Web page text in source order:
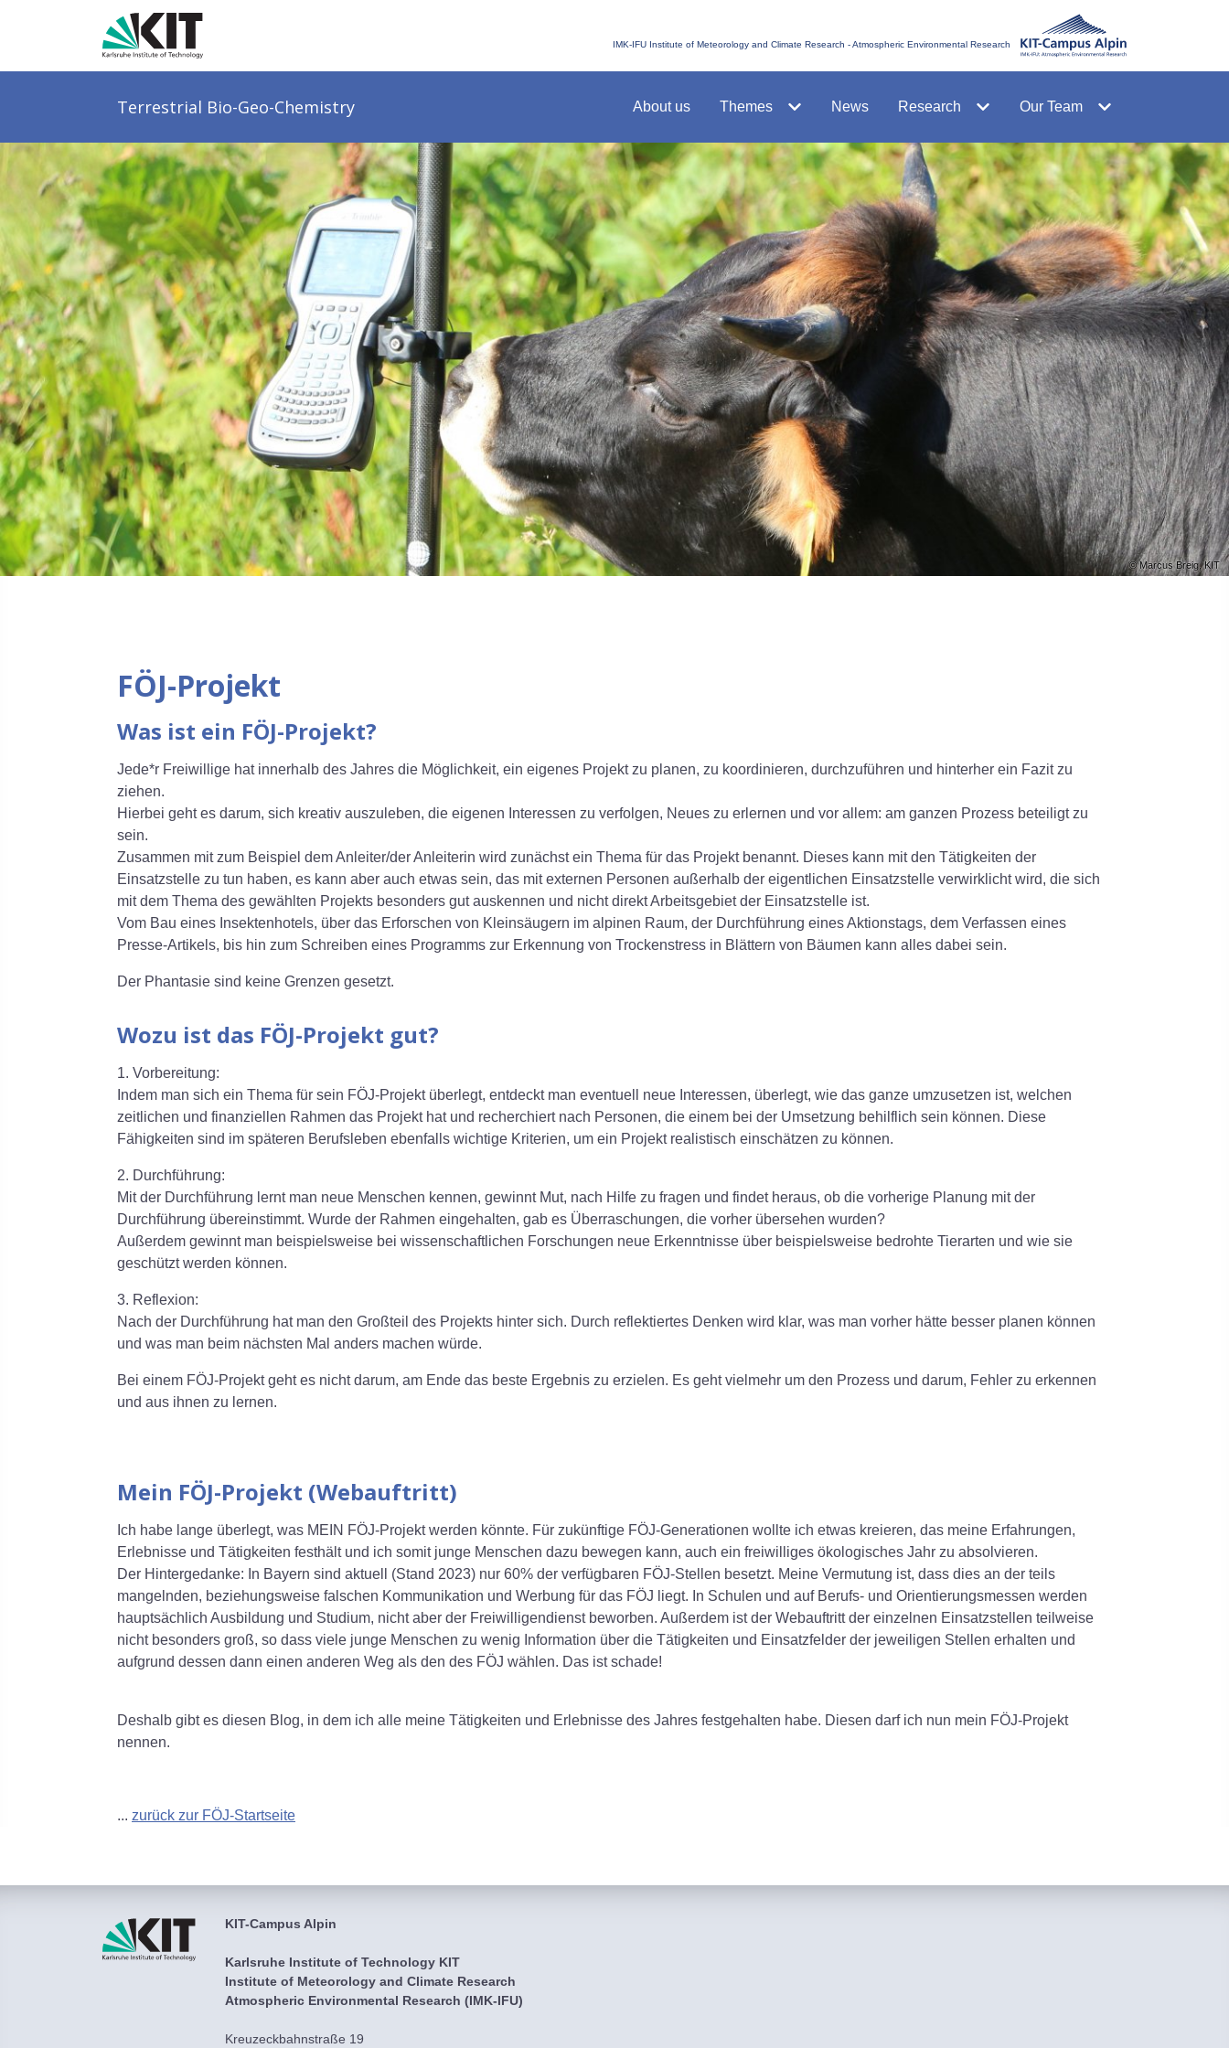
IMK-IFU Institute of Meteorology and Climate Research - Atmospheric Environmental Research
Terrestrial Bio-Geo-Chemistry About us Themes News Research Our Team
© Marcus Breig, KIT
FÖJ-Projekt
Was ist ein FÖJ-Projekt?
Jede*r Freiwillige hat innerhalb des Jahres die Möglichkeit, ein eigenes Projekt zu planen, zu koordinieren, durchzuführen und hinterher ein Fazit zu
ziehen.
Hierbei geht es darum, sich kreativ auszuleben, die eigenen Interessen zu verfolgen, Neues zu erlernen und vor allem: am ganzen Prozess beteiligt zu
sein.
Zusammen mit zum Beispiel dem Anleiter/der Anleiterin wird zunächst ein Thema für das Projekt benannt. Dieses kann mit den Tätigkeiten der
Einsatzstelle zu tun haben, es kann aber auch etwas sein, das mit externen Personen außerhalb der eigentlichen Einsatzstelle verwirklicht wird, die sich
mit dem Thema des gewählten Projekts besonders gut auskennen und nicht direkt Arbeitsgebiet der Einsatzstelle ist.
Vom Bau eines Insektenhotels, über das Erforschen von Kleinsäugern im alpinen Raum, der Durchführung eines Aktionstags, dem Verfassen eines
Presse-Artikels, bis hin zum Schreiben eines Programms zur Erkennung von Trockenstress in Blättern von Bäumen kann alles dabei sein.
Der Phantasie sind keine Grenzen gesetzt.
Wozu ist das FÖJ-Projekt gut?
1. Vorbereitung:
Indem man sich ein Thema für sein FÖJ-Projekt überlegt, entdeckt man eventuell neue Interessen, überlegt, wie das ganze umzusetzen ist, welchen
zeitlichen und finanziellen Rahmen das Projekt hat und recherchiert nach Personen, die einem bei der Umsetzung behilflich sein können. Diese
Fähigkeiten sind im späteren Berufsleben ebenfalls wichtige Kriterien, um ein Projekt realistisch einschätzen zu können.
2. Durchführung:
Mit der Durchführung lernt man neue Menschen kennen, gewinnt Mut, nach Hilfe zu fragen und findet heraus, ob die vorherige Planung mit der
Durchführung übereinstimmt. Wurde der Rahmen eingehalten, gab es Überraschungen, die vorher übersehen wurden?
Außerdem gewinnt man beispielsweise bei wissenschaftlichen Forschungen neue Erkenntnisse über beispielsweise bedrohte Tierarten und wie sie
geschützt werden können.
3. Reflexion:
Nach der Durchführung hat man den Großteil des Projekts hinter sich. Durch reflektiertes Denken wird klar, was man vorher hätte besser planen können
und was man beim nächsten Mal anders machen würde.
Bei einem FÖJ-Projekt geht es nicht darum, am Ende das beste Ergebnis zu erzielen. Es geht vielmehr um den Prozess und darum, Fehler zu erkennen
und aus ihnen zu lernen.
Mein FÖJ-Projekt (Webauftritt)
Ich habe lange überlegt, was MEIN FÖJ-Projekt werden könnte. Für zukünftige FÖJ-Generationen wollte ich etwas kreieren, das meine Erfahrungen,
Erlebnisse und Tätigkeiten festhält und ich somit junge Menschen dazu bewegen kann, auch ein freiwilliges ökologisches Jahr zu absolvieren.
Der Hintergedanke: In Bayern sind aktuell (Stand 2023) nur 60% der verfügbaren FÖJ-Stellen besetzt. Meine Vermutung ist, dass dies an der teils
mangelnden, beziehungsweise falschen Kommunikation und Werbung für das FÖJ liegt. In Schulen und auf Berufs- und Orientierungsmessen werden
hauptsächlich Ausbildung und Studium, nicht aber der Freiwilligendienst beworben. Außerdem ist der Webauftritt der einzelnen Einsatzstellen teilweise
nicht besonders groß, so dass viele junge Menschen zu wenig Information über die Tätigkeiten und Einsatzfelder der jeweiligen Stellen erhalten und
aufgrund dessen dann einen anderen Weg als den des FÖJ wählen. Das ist schade!
Deshalb gibt es diesen Blog, in dem ich alle meine Tätigkeiten und Erlebnisse des Jahres festgehalten habe. Diesen darf ich nun mein FÖJ-Projekt
nennen.
... zurück zur FÖJ-Startseite
KIT-Campus Alpin
Karlsruhe Institute of Technology KIT
Institute of Meteorology and Climate Research
Atmospheric Environmental Research (IMK-IFU)
Kreuzeckbahnstraße 19